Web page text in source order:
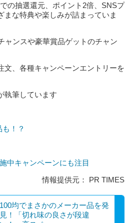
の抽選還元、ポイント2倍、SNSプ
な特典や楽しみが詰まっていま
ャンスや豪華賞品ゲットのチャン
、各種キャンペーンエントリーを
執筆しています
！？
中キャンペーンにも注目
情報提供元： PR TIMES
100均でまさかのメーカー品を発
見！「切れ味の良さが段違